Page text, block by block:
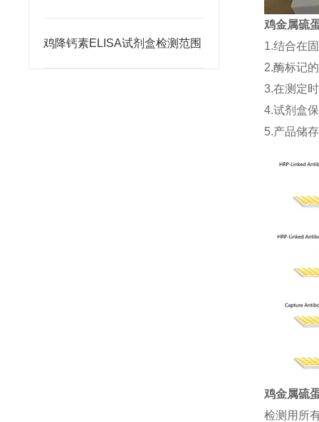
鸡降钙素ELISA试剂盒检测范围
鸡金属硫
1.结合在
2.酶标记
3.在测定
4.试剂盒
5.产品储
鸡金属硫
检测用所